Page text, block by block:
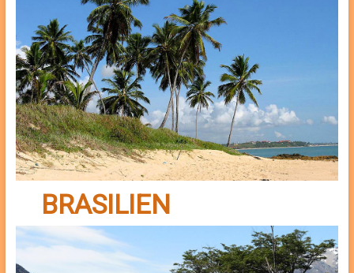
BRASILIEN